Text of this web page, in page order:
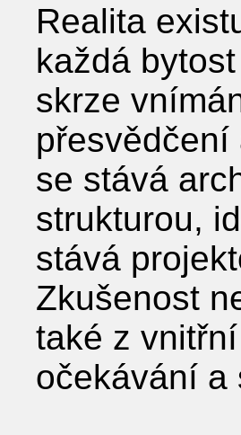
Realita
každá
skrze
přesvědčení
se stává
strukturou,
stává
Zkušenost
také z
očekávání a